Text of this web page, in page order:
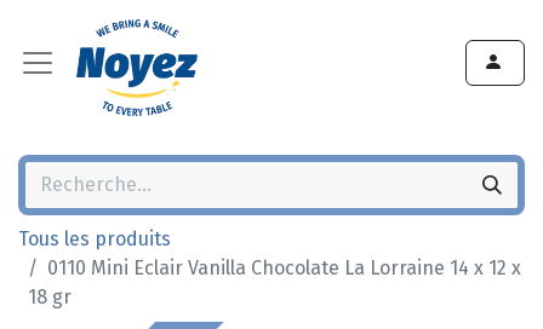
Tous les produits
0110 Mini Eclair Vanilla Chocolate La Lorraine 14 x 12 x
18 gr